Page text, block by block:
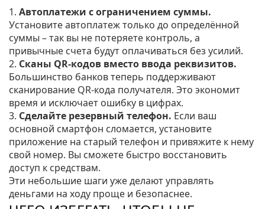
1. Автоплатежи с ограничением суммы.
Установите автоплатеж только до определённой
суммы – так вы не потеряете контроль, а
привычные счета будут оплачиваться без усилий.
2. Сканы QR‑кодов вместо ввода реквизитов.
Большинство банков теперь поддерживают
сканирование QR‑кода получателя. Это экономит
время и исключает ошибку в цифрах.
3. Сделайте резервный телефон. Если ваш
основной смартфон сломается, установите
приложение на старый телефон и привяжите к нему
свой номер. Вы сможете быстро восстановить
доступ к средствам.
Эти небольшие шаги уже делают управлять
деньгами на ходу проще и безопаснее.